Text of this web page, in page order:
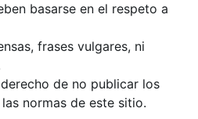
basarse en el respeto a
frases vulgares, ni
de no publicar los
normas de este sitio.